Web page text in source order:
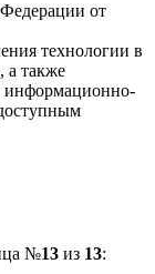
от
технологии в
а также
информационно-
№13из 13: